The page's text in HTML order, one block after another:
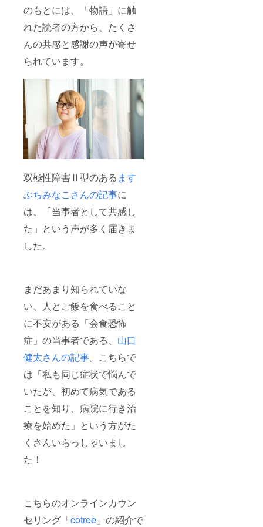
のもとには、「物語」に触
れた読者の方から、たくさ
んの共感と感謝の声が寄せ
られています。
双極性障害Ⅱ型のある ます
ぶちみなこさんの記事に
は、「当事者として共感し
た」という声が多く届きま
した。
まだあまり知られていな
い、人とご飯を食べること
に不安がある「会食恐怖
症」の当事者である、 山口
健太さんの記事。こちらで
は「私も同じ症状で悩んで
いたが、初めて病気である
ことを知り、病院に行き治
療を始めた」という方がた
くさんいらっしゃいまし
た！
こちらのオンラインカウン
セリング「cotree 」の紹介で